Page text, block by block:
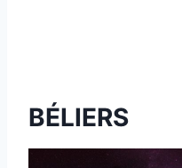
BÉLIERS